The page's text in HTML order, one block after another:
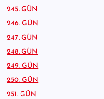
245. GÜN
246. GÜN
247. GÜN
248. GÜN
249. GÜN
250. GÜN
251. GÜN